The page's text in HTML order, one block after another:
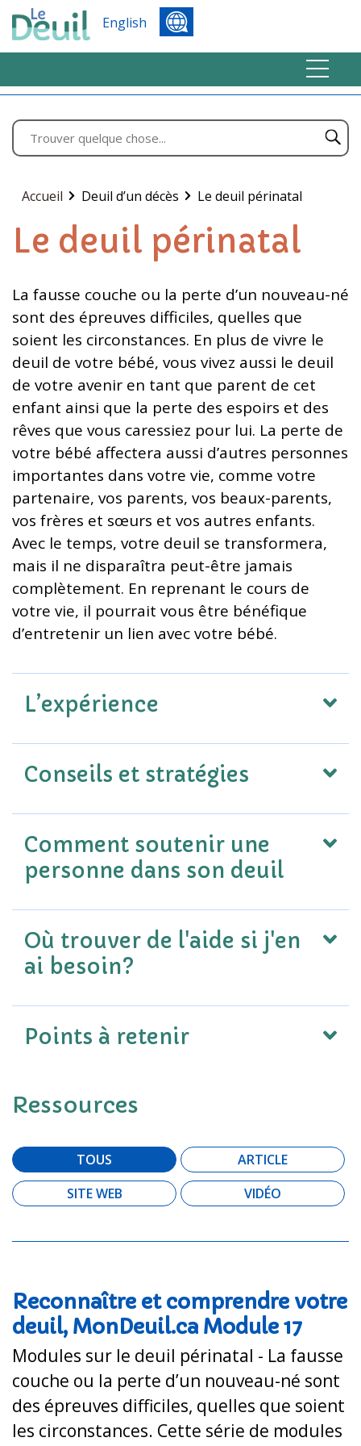
English
Accueil Deuil d’un décès Le deuil périnatal
Le deuil périnatal
La fausse couche ou la perte d’un nouveau-né
sont des épreuves difficiles, quelles que
soient les circonstances. En plus de vivre le
deuil de votre bébé, vous vivez aussi le deuil
de votre avenir en tant que parent de cet
enfant ainsi que la perte des espoirs et des
rêves que vous caressiez pour lui. La perte de
votre bébé affectera aussi d’autres personnes
importantes dans votre vie, comme votre
partenaire, vos parents, vos beaux-parents,
vos frères et sœurs et vos autres enfants.
Avec le temps, votre deuil se transformera,
mais il ne disparaîtra peut-être jamais
complètement. En reprenant le cours de
votre vie, il pourrait vous être bénéfique
d’entretenir un lien avec votre bébé.
L’expérience
Conseils et stratégies
Comment soutenir une
personne dans son deuil
Où trouver de l'aide si j'en
ai besoin?
Points à retenir
Ressources
TOUS
ARTICLE
SITE WEB
VIDÉO
Reconnaître et comprendre votre
deuil, MonDeuil.ca Module 17
Modules sur le deuil périnatal - La fausse
couche ou la perte d’un nouveau-né sont
des épreuves difficiles, quelles que soient
les circonstances. Cette série de modules